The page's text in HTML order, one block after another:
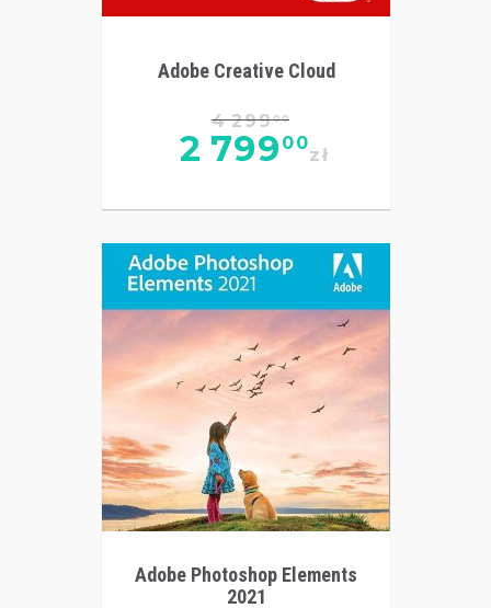
Adobe Creative Cloud
4 29900
2 799 00
zł
Adobe Photoshop Elements
2021